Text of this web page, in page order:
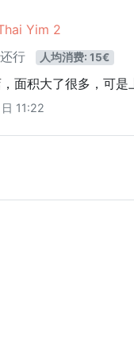
Yim 2
还行
人均消费: 15€
面积大了很多，可
11:22